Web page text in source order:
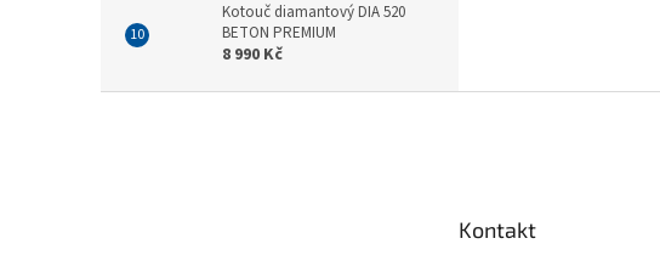
Kotouč diamantový DIA 520
BETON PREMIUM
8 990 Kč
Kontakt